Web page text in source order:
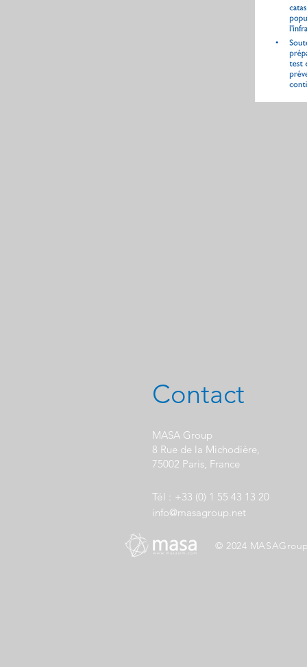
Contact
MASA Group
8 Rue de la Michodière,
75002 Paris, France
Tél : +33 (0) 1 55 43 13 20
info@masagroup.net
© 2024